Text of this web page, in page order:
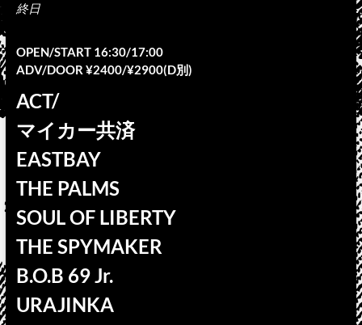
終日
OPEN/START 16:30/17:00
ADV/DOOR ¥2400/¥2900(D別)
ACT/
マイカー共済
EASTBAY
THE PALMS
SOUL OF LIBERTY
THE SPYMAKER
B.O.B 69 Jr.
URAJINKA